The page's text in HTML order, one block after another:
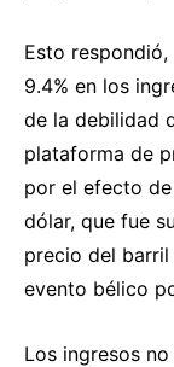
Esto
9.4% en los
de la debilidad
plataforma de
por el efecto
dólar, que fue
precio del
evento bélico
Los ingresos